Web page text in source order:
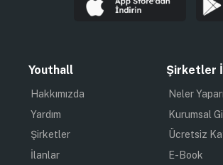
Youthall
Hakkımızda
Yardım
Şirketler
İlanlar
Şirketler
Neler
Kurumsal
Ücretsiz
E-Book